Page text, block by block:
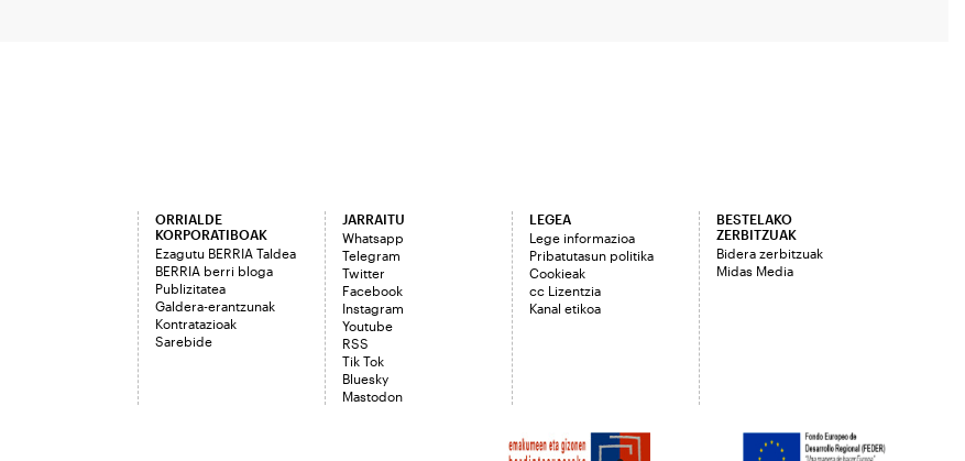
ORRIALDE
KORPORATIBOAK
Ezagutu BERRIA Taldea
BERRIA berri bloga
Publizitatea
Galdera-erantzunak
Kontratazioak
Sarebide
JARRAITU
Whatsapp
Telegram
Twitter
Facebook
Instagram
Youtube
RSS
Tik Tok
Bluesky
Mastodon
LEGEA
Lege informazioa
Pribatutasun politika
Cookieak
cc Lizentzia
Kanal etikoa
BESTELAKO
ZERBITZUAK
Bidera zerbitzuak
Midas Media